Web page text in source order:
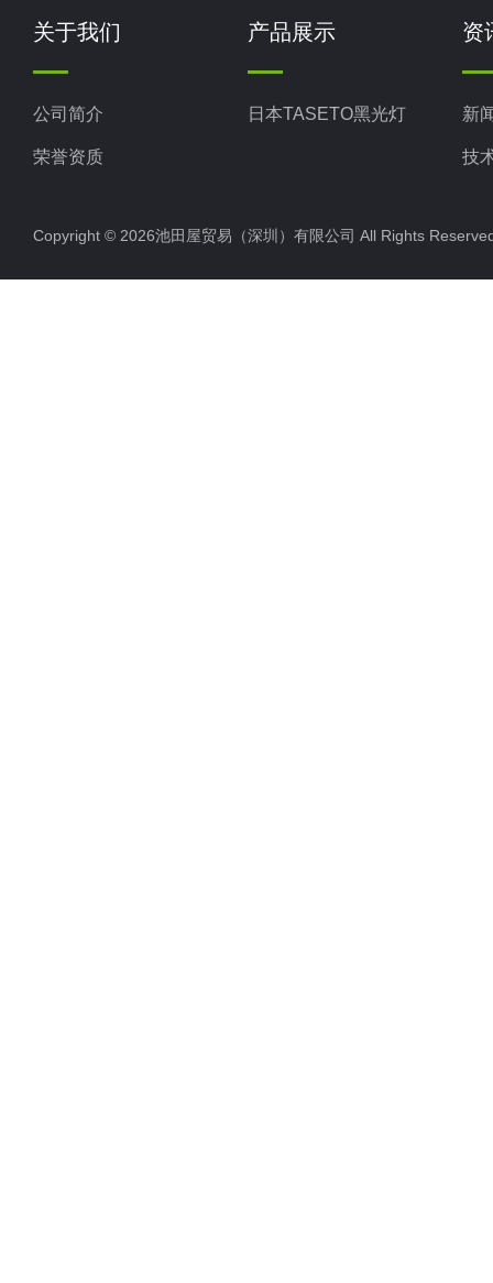
关于我们
公司简介
荣誉资质
产品展示
日本TASETO黑光灯
资
新
技
Copyright © 2026池田屋贸易（深圳）有限公司 All Rights